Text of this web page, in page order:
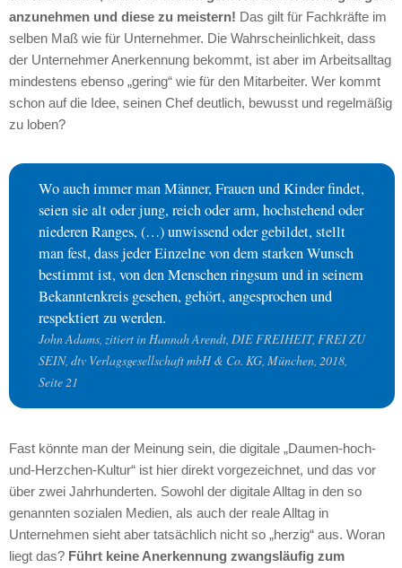
anzunehmen und diese zu meistern! Das gilt für Fachkräfte im
selben Maß wie für Unternehmer. Die Wahrscheinlichkeit, dass
der Unternehmer Anerkennung bekommt, ist aber im Arbeitsalltag
mindestens ebenso „gering“ wie für den Mitarbeiter. Wer kommt
schon auf die Idee, seinen Chef deutlich, bewusst und regelmäßig
zu loben?
Wo auch immer man Männer, Frauen und Kinder findet,
seien sie alt oder jung, reich oder arm, hochstehend oder
niederen Ranges, (…) unwissend oder gebildet, stellt
man fest, dass jeder Einzelne von dem starken Wunsch
bestimmt ist, von den Menschen ringsum und in seinem
Bekanntenkreis gesehen, gehört, angesprochen und
respektiert zu werden.
John Adams, zitiert in Hannah Arendt, DIE FREIHEIT, FREI ZU
SEIN, dtv Verlagsgesellschaft mbH & Co. KG, München, 2018,
Seite 21
Fast könnte man der Meinung sein, die digitale „Daumen-hoch-
und-Herzchen-Kultur“ ist hier direkt vorgezeichnet, und das vor
über zwei Jahrhunderten. Sowohl der digitale Alltag in den so
genannten sozialen Medien, als auch der reale Alltag in
Unternehmen sieht aber tatsächlich nicht so „herzig“ aus. Woran
liegt das? Führt keine Anerkennung zwangsläufig zum